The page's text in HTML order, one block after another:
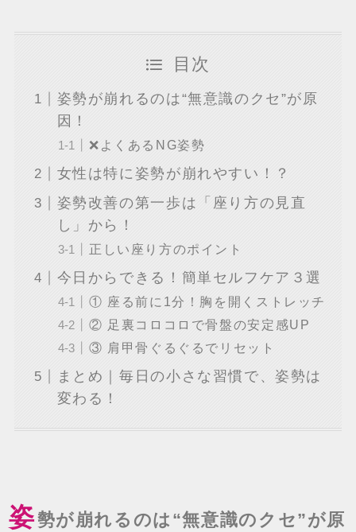
目次
姿勢が崩れるのは“無意識のクセ”が原
因！
❌よくあるNG姿勢
女性は特に姿勢が崩れやすい！？
姿勢改善の第一歩は「座り方の見直
し」から！
正しい座り方のポイント
今日からできる！簡単セルフケア３選
① 座る前に1分！胸を開くストレッチ
② 足裏コロコロで骨盤の安定感UP
③ 肩甲骨ぐるぐるでリセット
まとめ｜毎日の小さな習慣で、姿勢は
変わる！
姿勢が崩れるのは“無意識のクセ”が原